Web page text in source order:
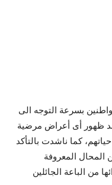
بسرعة التوجه الى
ظهور أى أعراض مرضية
حياتهم، كما ناشدت بالتأكد
المحال المعروفة
من الباعة الجائلين